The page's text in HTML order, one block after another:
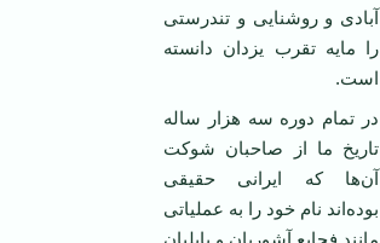
آبادی و روشنایی و تندرستی
را مایه تقرب یزدان دانسته
است.
در تمام دوره سه هزار ساله
تاریخ ما از صاحبان شوکت
آن‌ها که ایرانی حقیقی
بوده‌اند نام خود را به عملیاتی
مانند فجایع آشوریان و بابلیان